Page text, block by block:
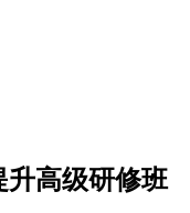
升高级研修班